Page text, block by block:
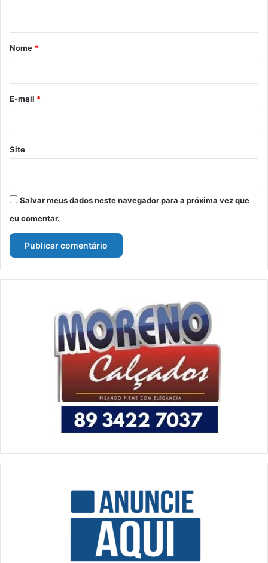
r
*
Nome *
E-mail *
Site
Salvar meus dados neste navegador para a próxima vez que
eu comentar.